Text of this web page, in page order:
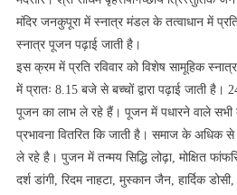
मंदिर जनकुपूरा में स्नात्र मंडल के तत्वाधान में
स्नात्र पूजन पढ़ाई जाती है।
इस क्रम में प्रति रविवार को विशेष सामूहिक
में प्रातः 8.15 बजे से बच्चों द्वारा पढ़ाई जाती है।
पूजन का लाभ ले रहे हैं। पूजन में पधारने वाले सभी
प्रभावना वितरित कि जाती है। समाज के अधिक
ले रहे है। पुजन में तन्मय सिद्धि लोढ़ा, मोक्षित
दर्श डांगी, रिदम नाहटा, मुस्कान जैन, हार्दिक